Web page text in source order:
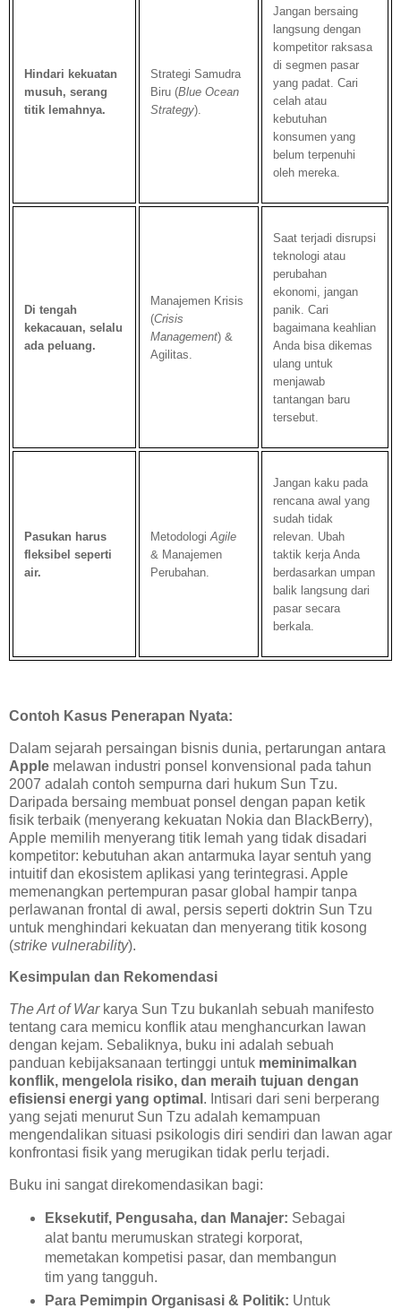
Hindari kekuatan
musuh, serang
titik lemahnya.
Strategi Samudra
Biru (Blue Ocean
Strategy).
Jangan bersaing
langsung dengan
kompetitor raksasa
di segmen pasar
yang padat. Cari
celah atau
kebutuhan
konsumen yang
belum terpenuhi
oleh mereka.
Di tengah
kekacauan, selalu
ada peluang.
Manajemen Krisis
(Crisis
Management) &
Agilitas.
Saat terjadi disrupsi
teknologi atau
perubahan
ekonomi, jangan
panik. Cari
bagaimana keahlian
Anda bisa dikemas
ulang untuk
menjawab
tantangan baru
tersebut.
Pasukan harus
fleksibel seperti
air.
MetodologiAgile
& Manajemen
Perubahan.
Jangan kaku pada
rencana awal yang
sudah tidak
relevan. Ubah
taktik kerja Anda
berdasarkan umpan
balik langsung dari
pasar secara
berkala.
Contoh Kasus Penerapan Nyata:
Dalam sejarah persaingan bisnis dunia, pertarungan antara
Apple melawan industri ponsel konvensional pada tahun
2007 adalah contoh sempurna dari hukum Sun Tzu.
Daripada bersaing membuat ponsel dengan papan ketik
fisik terbaik (menyerang kekuatan Nokia dan BlackBerry),
Apple memilih menyerang titik lemah yang tidak disadari
kompetitor: kebutuhan akan antarmuka layar sentuh yang
intuitif dan ekosistem aplikasi yang terintegrasi. Apple
memenangkan pertempuran pasar global hampir tanpa
perlawanan frontal di awal, persis seperti doktrin Sun Tzu
untuk menghindari kekuatan dan menyerang titik kosong
(strike vulnerability).
Kesimpulan dan Rekomendasi
The Art of Warkarya Sun Tzu bukanlah sebuah manifesto
tentang cara memicu konflik atau menghancurkan lawan
dengan kejam. Sebaliknya, buku ini adalah sebuah
panduan kebijaksanaan tertinggi untuk meminimalkan
konflik, mengelola risiko, dan meraih tujuan dengan
efisiensi energi yang optimal . Intisari dari seni berperang
yang sejati menurut Sun Tzu adalah kemampuan
mengendalikan situasi psikologis diri sendiri dan lawan agar
konfrontasi fisik yang merugikan tidak perlu terjadi.
Buku ini sangat direkomendasikan bagi:
Eksekutif, Pengusaha, dan Manajer: Sebagai
alat bantu merumuskan strategi korporat,
memetakan kompetisi pasar, dan membangun
tim yang tangguh.
Para Pemimpin Organisasi & Politik: Untuk